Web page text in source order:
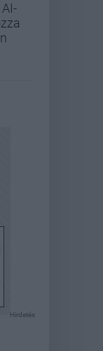
Hirdetés